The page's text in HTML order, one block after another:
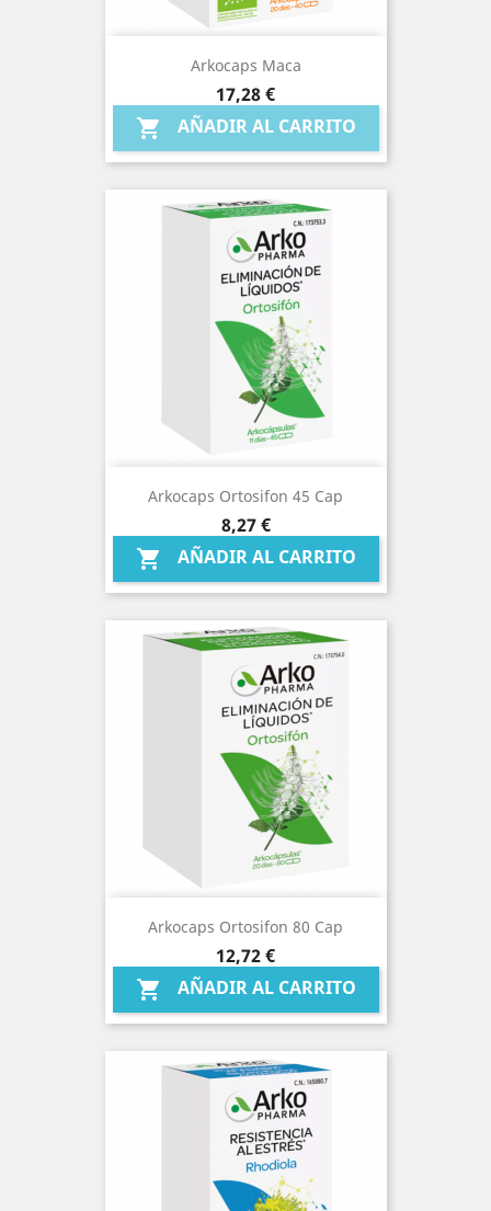
Arkocaps Maca
Precio
17,28 €
 AÑADIR AL CARRITO
Arkocaps Ortosifon 45 Cap
Precio
8,27 €
 AÑADIR AL CARRITO
Arkocaps Ortosifon 80 Cap
Precio
12,72 €
 AÑADIR AL CARRITO